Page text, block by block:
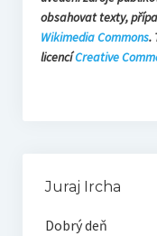
obsahovat texty,
Wikimedia Commons.
licencíCreative
Juraj Ircha
Dobrý deň